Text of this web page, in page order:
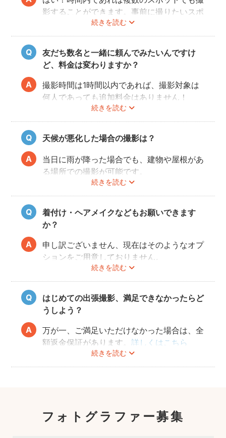
続きを読む
影することができます。事前に撮りたいスポ
ットや時間配分についてフォトグラファーと
相談しておくと当日スムースに撮影できるの
でおすすめです。
友だち数名と一緒に頼んでみたいんですけ
ど、料金は変わりますか？
続きを読む
撮影時間は1時間以内であれば、撮影対象は
何人であっても追加料金はありません！
ぜひお友だち同士で素敵な思い出を残してく
ださい。
天候が悪化した場合の撮影は？
続きを読む
当日に雨が降った場合でも、建物や屋根があ
る場所での撮影が可能です。
また、撮影の実施が難しいと判断される天候
不良の場合は、事前にフォトグラファーと決
行もしくは日時変更を相談してください。
日時変更方法は
こちら をご参照ください。
着付け・ヘアメイクなどもお願いできます
か？
続きを読む
申し訳ございません、現在はそのようなオプ
ションをご用意しておりません。
はじめての出張撮影、満足できなかったらど
うしよう？
続きを読む
万が一、ご満足いただけなかった場合は、全
額返金保証があります。詳しくはこちら
フォトグラファー募集